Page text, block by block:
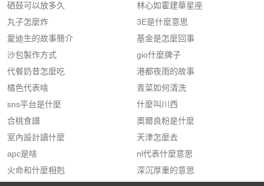
硒鼓可以放多久
丸子怎麼炸
愛迪生的故事簡介
沙包製作方式
代餐奶昔怎麼吃
橘色代表啥
sns平台是什麼
合桃食譜
室內設計讀什麼
apc是啥
火命和什麼相剋
林心如霍建華星座
3E是什麼意思
基金是怎麼回事
gio什麼牌子
港都夜雨的故事
青菜如何清洗
什麼叫川西
奧爾良粉是什麼
天津怎麼去
nl代表什麼意思
深沉厚重的意思